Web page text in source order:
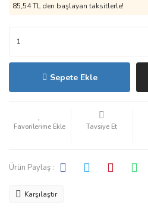
85,54 TL den başlayan taksitlerle!
Sepete Ekle
Tavsiye Et
Ürün Paylaş :
Karşılaştır